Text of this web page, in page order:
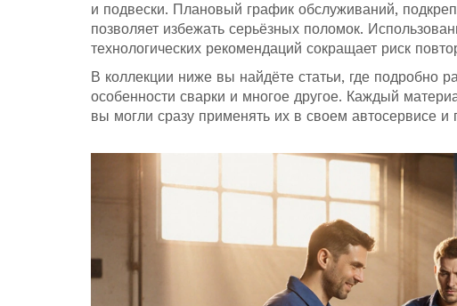
и подвески. Плановый график обслуживаний,
позволяет избежать серьёзных поломок.
технологических рекомендаций сокращает риск
В коллекции ниже вы найдёте статьи, где подробно
особенности сварки и многое другое. Каждый
вы могли сразу применять их в своем автосервисе